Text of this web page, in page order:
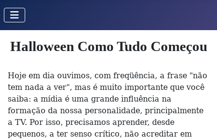
Halloween Como Tudo Começou
Hoje em dia ouvimos, com freqüência, a frase "não
tem nada a ver", mas é muito importante que você
saiba: a mídia é uma grande influência na
formação da nossa personalidade, principalmente
a TV. Por isso, precisamos aprender, desde
pequenos, a ter senso crítico, não acreditar em